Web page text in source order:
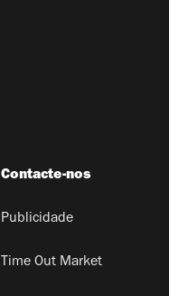
Contacte-nos
Publicidade
Time Out Market